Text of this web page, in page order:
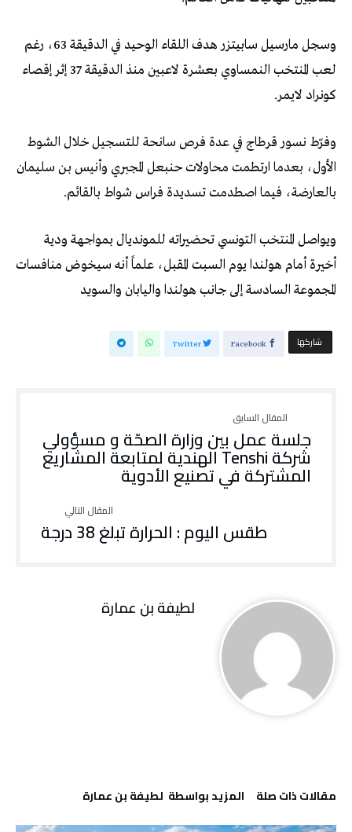
وسجل مارسيل سابيتزر هدف اللقاء الوحيد في الدقيقة 63، رغم
لعب المنتخب النمساوي بعشرة لاعبين منذ الدقيقة 37 إثر إقصاء
كونراد لايمر.
وفرّط نسور قرطاج في عدة فرص سانحة للتسجيل خلال الشوط
الأول، بعدما ارتطمت محاولات حنبعل المجبري وأنيس بن سليمان
بالعارضة، فيما اصطدمت تسديدة فراس شواط بالقائم.
ويواصل المنتخب التونسي تحضيراته للمونديال بمواجهة ودية
أخيرة أمام هولندا يوم السبت المقبل، علماً أنه سيخوض منافسات
المجموعة السادسة إلى جانب هولندا واليابان والسويد
‫‫ شاركها‬ Facebook
Twitter
جلسة عمل بين وزارة الصحّة و مسؤولي
شركة Tenshi الهندية لمتابعة المشاريع
المشتركة في تصنيع الأدوية
طقس اليوم : الحرارة تبلغ 38 درجة
لطيفة بن عمارة
‫مقالات ذات صلة‬ ‫‫المزيد بواسطة‬ ‬ لطيفة بن عمارة